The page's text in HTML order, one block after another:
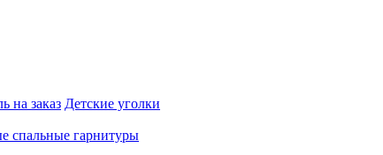
на заказ Детские уголки
спальные гарнитуры